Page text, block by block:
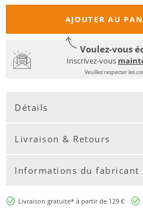
AJOUTER AU
Voulez-vous
Inscrivez-vous
Veuillez respecter les
Détails
Livraison & Retours
Informations du fabricant
Livraison gratuite* à partir de 129 €